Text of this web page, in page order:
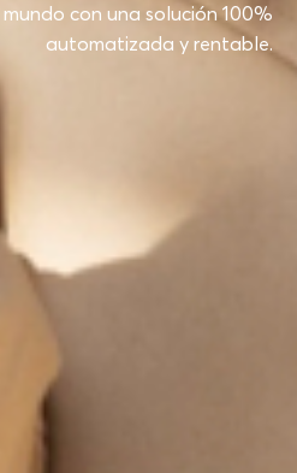
con una solución 100%
automatizada y rentable.